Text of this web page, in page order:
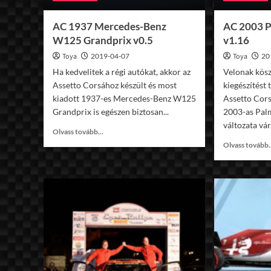
AC 1937 Mercedes-Benz
W125 Grandprix v0.5
Toya 2019-04-07
Ha kedvelitek a régi autókat, akkor az
Assetto Corsához készült és most
kiadott 1937-es Mercedes-Benz W125
Grandprix is egészen biztosan...
Olvass tovább...
W125
Grandprix
v0.5
AC 2003
v1.16
Toya
Velonak
kiegészítést
Assetto
2003-as
változata
Olvass